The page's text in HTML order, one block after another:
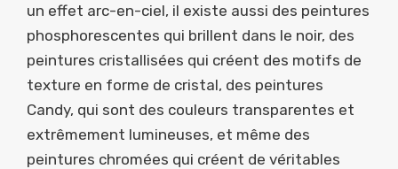
un effet arc-en-ciel, il existe aussi des peintures
phosphorescentes qui brillent dans le noir, des
peintures cristallisées qui créent des motifs de
texture en forme de cristal, des peintures
Candy, qui sont des couleurs transparentes et
extrêmement lumineuses, et même des
peintures chromées qui créent de véritables